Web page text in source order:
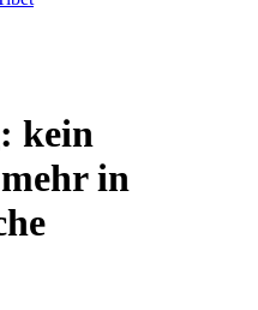
kein
in